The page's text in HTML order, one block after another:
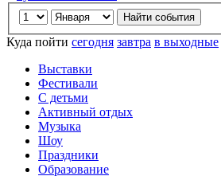
Куда пойти сегодня завтра в выходные
Выставки
Фестивали
С детьми
Активный отдых
Музыка
Шоу
Праздники
Образование